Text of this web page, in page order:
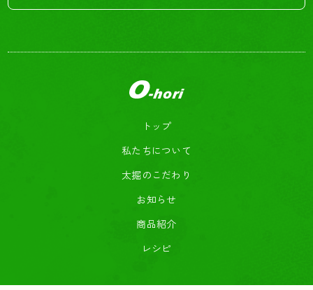
トップ
私たちについて
太掘のこだわり
お知らせ
商品紹介
レシピ